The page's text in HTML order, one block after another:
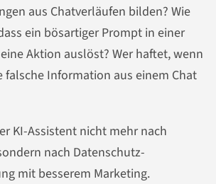
aus Chatverläufen bilden? Wie
ein bösartiger Prompt in einer
Aktion auslöst? Wer haftet, wenn
falsche Information aus einem Chat
KI-Assistent nicht mehr nach
nach Datenschutz-
mit besserem Marketing.